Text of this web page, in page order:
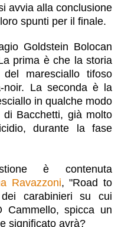
avvia alla conclusione
spunti per il finale.
Goldstein Bolocan
prima è che la storia
maresciallo tifoso
noir. La seconda è la
in qualche modo
Bacchetti, già molto
durante la fase
è contenuta
Ravazzoni, "Road to
carabinieri su cui
Cammello, spicca un
significato avrà?